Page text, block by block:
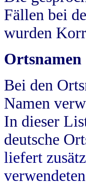
Fällen bei
wurden
Ortsnamen
Bei den
Namen
In dieser
deutsche
liefert